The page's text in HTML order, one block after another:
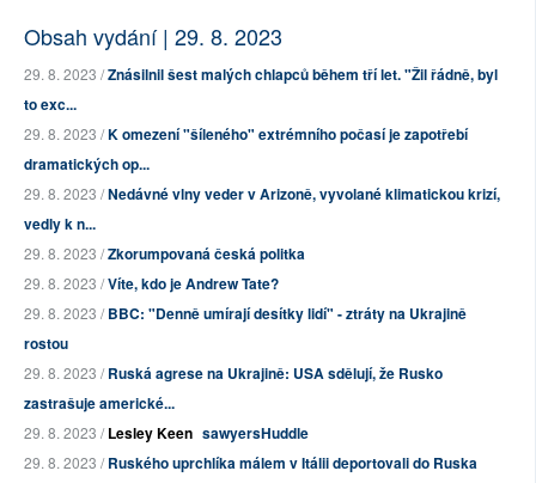
Obsah vydání | 29. 8. 2023
29. 8. 2023 /Znásilnil šest malých chlapců během tří let. "Žil řádně, byl
to exc...
29. 8. 2023 /K omezení "šíleného" extrémního počasí je zapotřebí
dramatických op...
29. 8. 2023 /Nedávné vlny veder v Arizoně, vyvolané klimatickou krizí,
vedly k n...
29. 8. 2023 /Zkorumpovaná česká politka
29. 8. 2023 /Víte, kdo je Andrew Tate?
29. 8. 2023 /BBC: "Denně umírají desítky lidí" - ztráty na Ukrajině
rostou
29. 8. 2023 /Ruská agrese na Ukrajině: USA sdělují, že Rusko
zastrašuje americké...
29. 8. 2023 /Lesley Keen sawyersHuddle
29. 8. 2023 /Ruského uprchlíka málem v Itálii deportovali do Ruska